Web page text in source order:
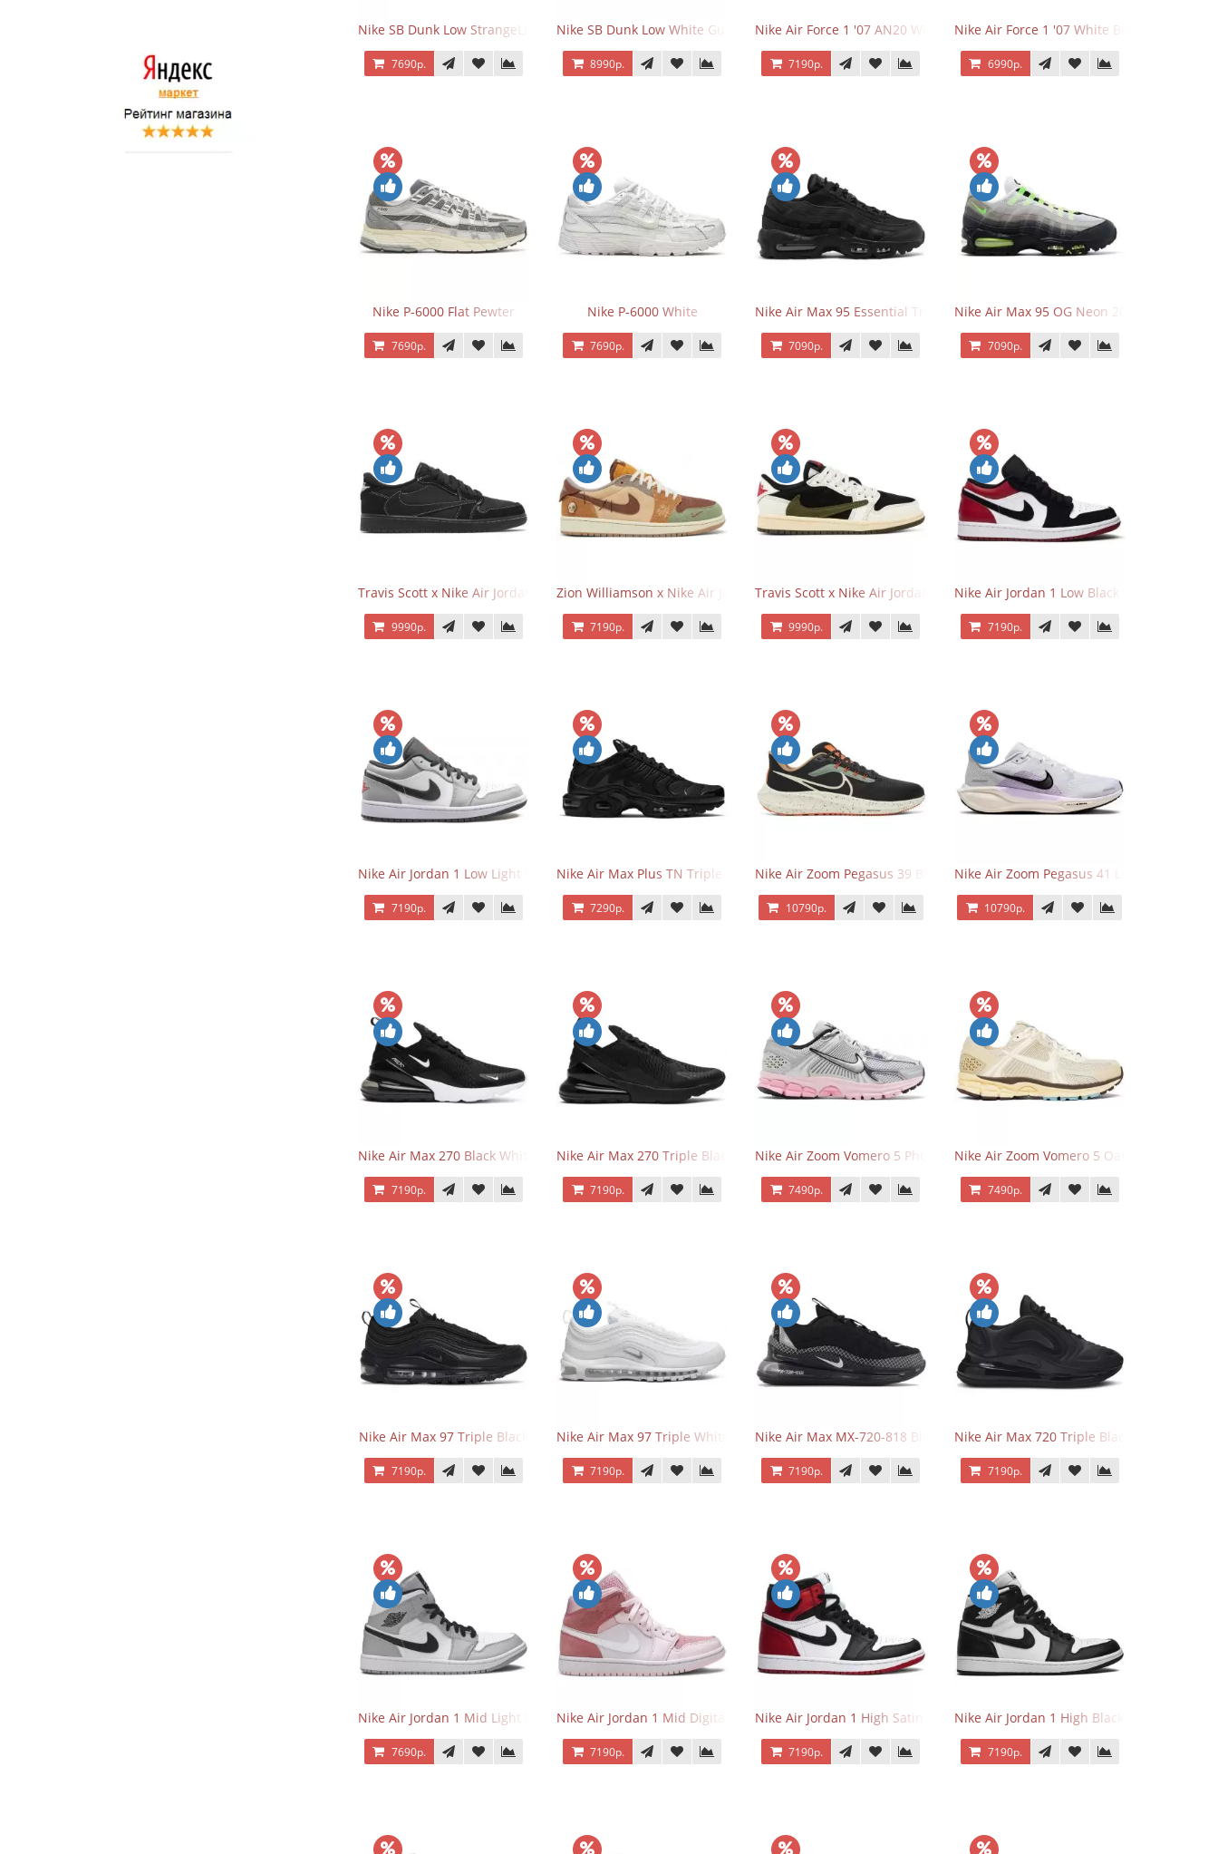
Nike SB Dunk Low StrangeLove Valentine's Day
7690р.
Nike SB Dunk Low White Gum
8990р.
Nike Air Force 1 '07 AN20 White Black
7190р.
Nike Air Force 1 '07 White Black
6990р.
Nike P-6000 Flat Pewter
7690р.
Nike P-6000 White
7690р.
Nike Air Max 95 Essential Triple Black
7090р.
Nike Air Max 95 OG Neon 2025
7090р.
Travis Scott x Nike Air Jordan 1 Retro Low OG SP Black Phantom
9990р.
Zion Williamson x Nike Air Jordan 1 Retro Low OG Voodoo
7190р.
Travis Scott x Nike Air Jordan 1 Retro Low OG SP Olive
9990р.
Nike Air Jordan 1 Low Black Toe
7190р.
Nike Air Jordan 1 Low Light Smoke Grey
7190р.
Nike Air Max Plus TN Triple Black
7290р.
Nike Air Zoom Pegasus 39 Black White Orange
10790р.
Nike Air Zoom Pegasus 41 Lilac Bloom
10790р.
Nike Air Max 270 Black White
7190р.
Nike Air Max 270 Triple Black
7190р.
Nike Air Zoom Vomero 5 Photon Dust Pink Foam
7490р.
Nike Air Zoom Vomero 5 Oatmeal
7490р.
Nike Air Max 97 Triple Black
7190р.
Nike Air Max 97 Triple White
7190р.
Nike Air Max MX-720-818 Black
7190р.
Nike Air Max 720 Triple Black
7190р.
Nike Air Jordan 1 Mid Light Smoke Grey
7690р.
Nike Air Jordan 1 Mid Digital Pink
7190р.
Nike Air Jordan 1 High Satin Black Toe
7190р.
Nike Air Jordan 1 High Black White
7190р.